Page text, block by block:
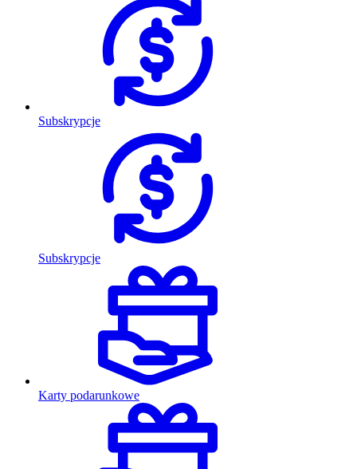
Subskrypcje
Subskrypcje
Karty podarunkowe